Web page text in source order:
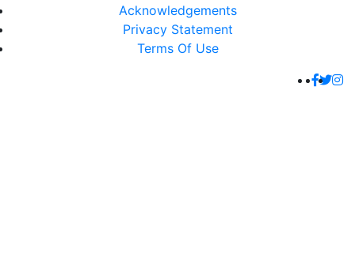
Acknowledgements
Privacy Statement
Terms Of Use